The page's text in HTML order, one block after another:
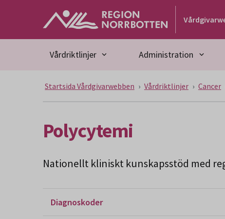
Gå till huvudmeny
Gå till övergripande innehåll
Vårdriktlinjer Administration
Startsida Vårdgivarwebben Vårdriktlinjer Cancer
Polycytemi
Nationellt kliniskt kunskapsstöd med
Diagnoskoder